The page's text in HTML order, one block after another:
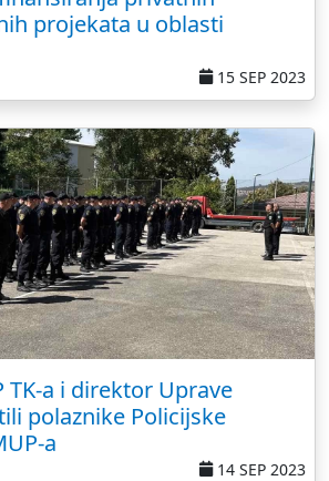
projekata u oblasti
15 SEP 2023
TK-a i direktor Uprave
polaznike Policijske
a
14 SEP 2023